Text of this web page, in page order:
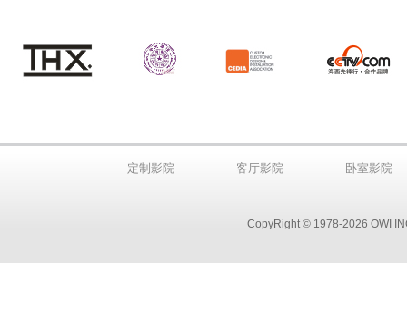
定制影院 客厅影院 卧室影院
CopyRight © 1978-2026 OWI